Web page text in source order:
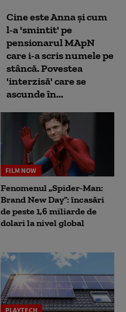
Cine este Anna și cum
l-a 'smintit' pe
pensionarul MApN
care i-a scris numele pe
stâncă. Povestea
'interzisă' care se
ascunde în...
FILM NOW
Fenomenul „Spider-Man:
Brand New Day”: încasări
de peste 1,6 miliarde de
dolari la nivel global
PLAYTECH